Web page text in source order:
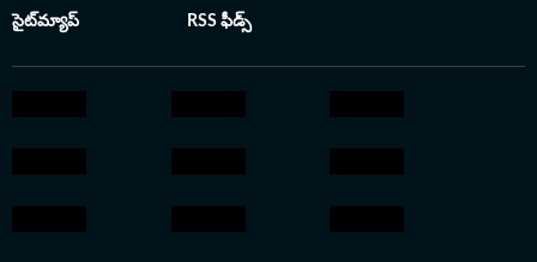
సైట్‌మ్యాప్ RSS ఫీడ్స్